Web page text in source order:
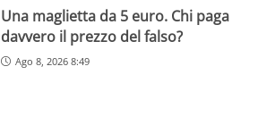
Una maglietta da 5 euro. Chi paga
davvero il prezzo del falso?
Ago 8, 2026 8:49